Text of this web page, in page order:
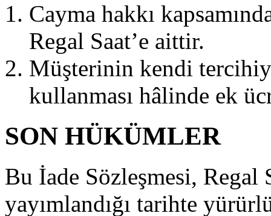
Cayma hakkı
Regal Saat’e aittir.
Müşterinin kendi
kullanması hâlinde ek
SON HÜKÜMLER
Bu İade Sözleşmesi, Regal
yayımlandığı tarihte